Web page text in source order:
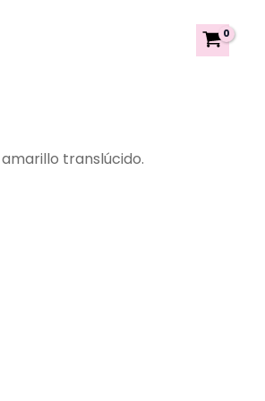
translúcido.